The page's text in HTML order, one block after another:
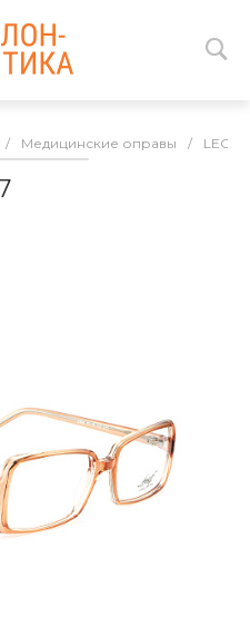
/ Медицинские оправы /